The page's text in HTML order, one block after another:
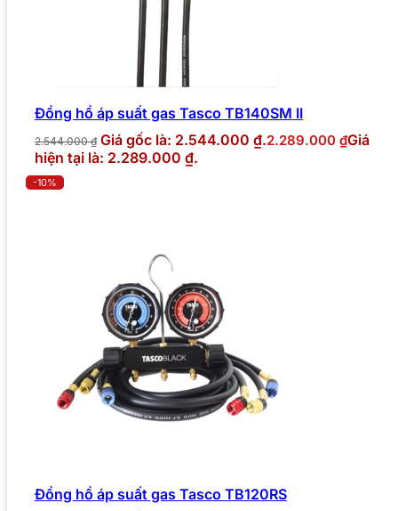
Đồng hồ áp suất gas Tasco TB140SM II
2.544.000₫ Giá gốc là: 2.544.000 ₫.2.289.000 ₫Giá
hiện tại là: 2.289.000 ₫.
-10%
Đồng hồ áp suất gas Tasco TB120RS